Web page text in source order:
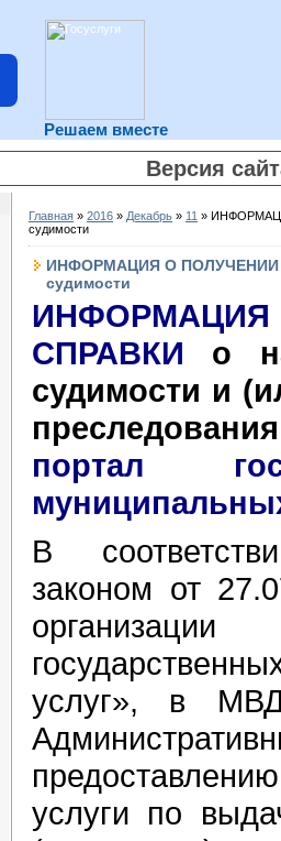
Решаем вместе
Версия
Главная » 2016 » Декабрь » 11 »
судимости
ИНФОРМАЦИЯ О ПОЛУЧЕНИИ
судимости
СПРАВКИ о
судимости и
портал
В
законом от
услуг», в
услуги по